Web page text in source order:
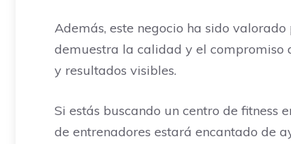
Además, este negocio ha sido
demuestra la calidad y el compromiso
y resultados visibles.
Si estás buscando un centro de fitness
de entrenadores estará encantado de